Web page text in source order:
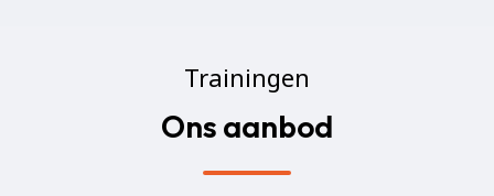
Trainingen
Ons aanbod